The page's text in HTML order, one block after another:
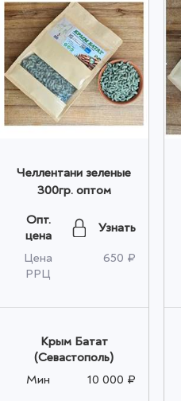
Челлентани зеленые
300гр. оптом
Опт.
цена
Узнать
Цена
РРЦ
650 ₽
Крым Батат
(Севастополь)
Мин
10 000 ₽